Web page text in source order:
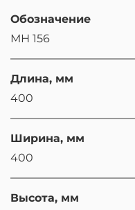
Обозначение
МН 156
Длина, мм
400
Ширина, мм
400
Высота, мм